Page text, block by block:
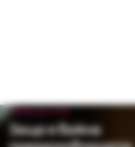
5 февруари 2021
Защо е важна